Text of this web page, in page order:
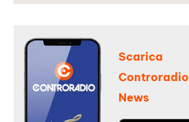
Scarica
Controradio
News